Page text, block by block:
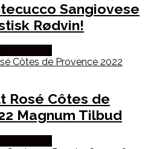
Sangiovese
Rødvin!
Rosé Côtes de
Magnum Tilbud